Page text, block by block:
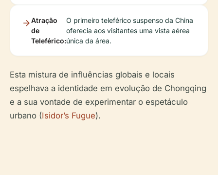
Atração
de
Teleférico:
O primeiro teleférico suspenso da China
oferecia aos visitantes uma vista aérea
única da área.
Esta mistura de influências globais e locais
espelhava a identidade em evolução de Chongqing
e a sua vontade de experimentar o espetáculo
urbano (Isidor’s Fugue).